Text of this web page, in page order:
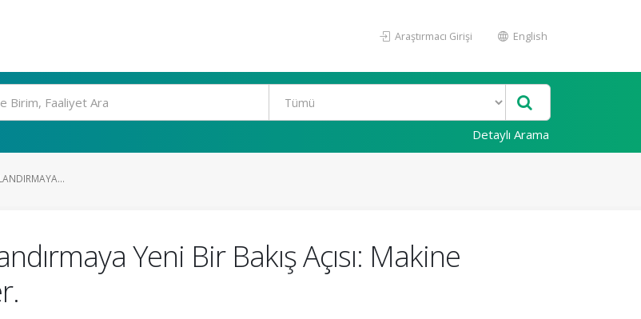
Araştırmacı Girişi English
Detaylı Arama
Yeni Bir Bakış Açısı: Makine